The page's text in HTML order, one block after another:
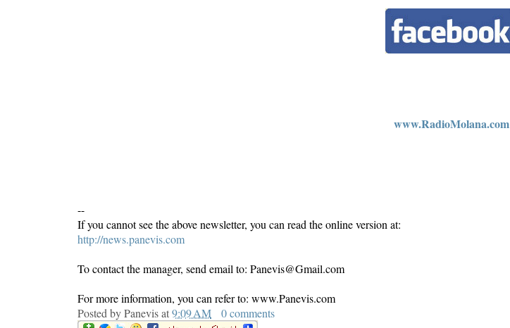
www.RadioMolana.com
--
If you cannot see the above newsletter, you can read the online version at:
http://news.panevis.com
To contact the manager, send email to: Panevis@Gmail.com
For more information, you can refer to: www.Panevis.com
Posted byPanevis at9:09 AM 0 comments